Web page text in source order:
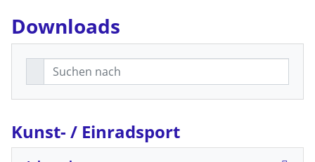
Downloads
Kunst- / Einradsport